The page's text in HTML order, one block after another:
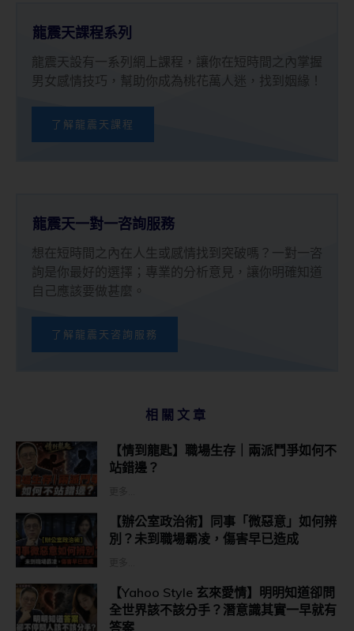
龍震天課程系列
龍震天設有一系列網上課程，讓你在短時間之內掌握
男女感情技巧，幫助你成為桃花萬人迷，找到姻緣！
了解龍震天課程
龍震天一對一咨詢服務
想在短時間之內在人生或感情找到突破嗎？一對一咨
詢是你最好的選擇；專業的分析意見，讓你明確知道
自己應該要做甚麼。
了解龍震天咨詢服務
相關文章
【情到龍匙】職場生存｜兩派鬥爭如何不
站錯邊？
【辦公室政治術】同事「微惡意」如何辨
別？未到職場霸凌，傷害早已造成
【Yahoo Style 玄來愛情】明明知道卻問
全世界該不該分手？潛意識其實一早就有
答案